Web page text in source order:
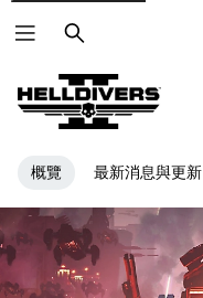
搜
尋
概覽 最新消息與更新